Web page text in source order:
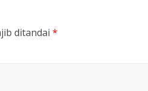
ditandai *